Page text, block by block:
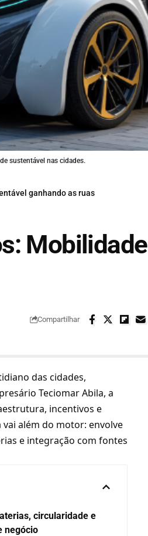
sustentável nas cidades.
ganhando as ruas
Mobilidade
Compartilhar
das cidades,
Teciomar Abila, a
incentivos e
além do motor: envolve
e integração com fontes
circularidade e
negócio